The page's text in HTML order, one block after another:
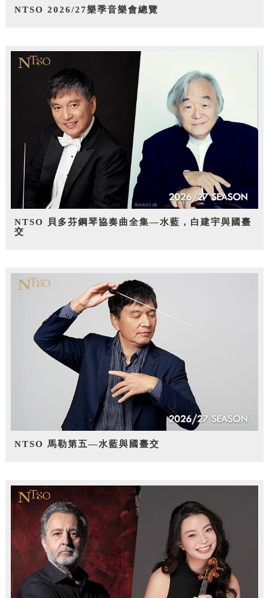
NTSO 2026/27樂季音樂會總覽
NTSO 貝多芬鋼琴協奏曲全集—水藍，白建宇與國臺
交
NTSO 馬勒第五—水藍與國臺交